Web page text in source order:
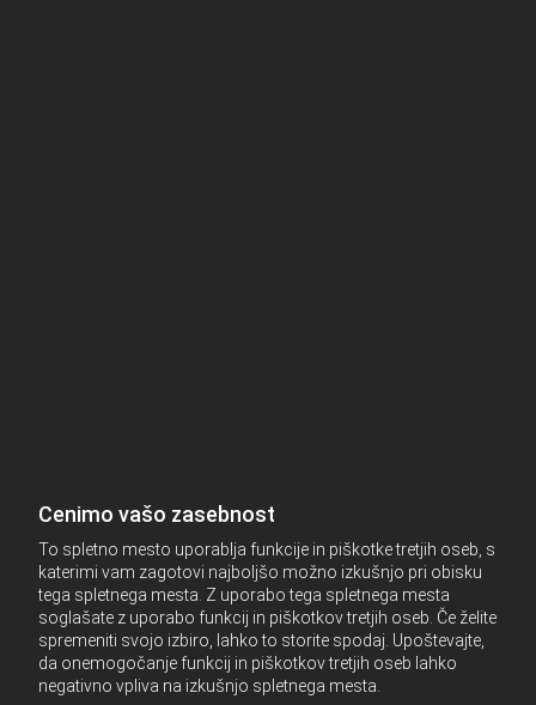
Cenimo vašo zasebnost
To spletno mesto uporablja funkcije in piškotke tretjih oseb, s
katerimi vam zagotovi najboljšo možno izkušnjo pri obisku
tega spletnega mesta. Z uporabo tega spletnega mesta
soglašate z uporabo funkcij in piškotkov tretjih oseb. Če želite
spremeniti svojo izbiro, lahko to storite spodaj. Upoštevajte,
da onemogočanje funkcij in piškotkov tretjih oseb lahko
negativno vpliva na izkušnjo spletnega mesta.